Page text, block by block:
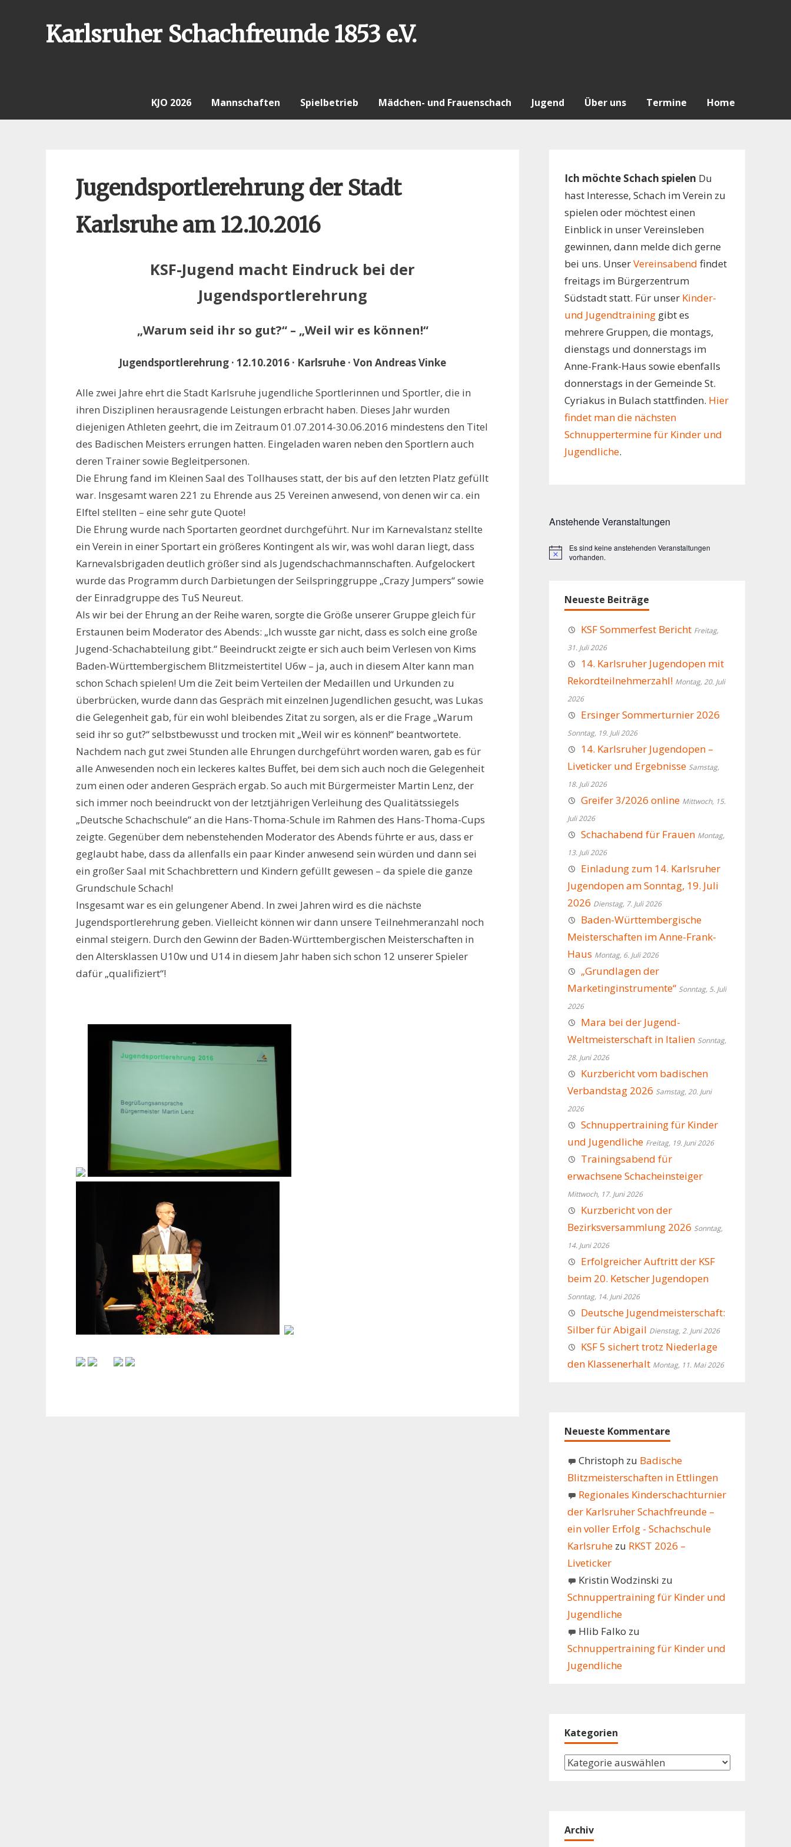
Karlsruher Schachfreunde 1853 e.V.
KJO 2026 Mannschaften Spielbetrieb Mädchen- und Frauenschach Jugend Über uns Termine Home
Jugendsportlerehrung der Stadt
Karlsruhe am 12.10.2016
KSF-Jugend macht Eindruck bei der
Jugendsportlerehrung
„Warum seid ihr so gut?“ – „Weil wir es können!“
Jugendsportlerehrung · 12.10.2016 · Karlsruhe · Von Andreas Vinke
Alle zwei Jahre ehrt die Stadt Karlsruhe jugendliche Sportlerinnen und Sportler, die in
ihren Disziplinen herausragende Leistungen erbracht haben. Dieses Jahr wurden
diejenigen Athleten geehrt, die im Zeitraum 01.07.2014-30.06.2016 mindestens den Titel
des Badischen Meisters errungen hatten. Eingeladen waren neben den Sportlern auch
deren Trainer sowie Begleitpersonen.
Die Ehrung fand im Kleinen Saal des Tollhauses statt, der bis auf den letzten Platz gefüllt
war. Insgesamt waren 221 zu Ehrende aus 25 Vereinen anwesend, von denen wir ca. ein
Elftel stellten – eine sehr gute Quote!
Die Ehrung wurde nach Sportarten geordnet durchgeführt. Nur im Karnevalstanz stellte
ein Verein in einer Sportart ein größeres Kontingent als wir, was wohl daran liegt, dass
Karnevalsbrigaden deutlich größer sind als Jugendschachmannschaften. Aufgelockert
wurde das Programm durch Darbietungen der Seilspringgruppe „Crazy Jumpers“ sowie
der Einradgruppe des TuS Neureut.
Als wir bei der Ehrung an der Reihe waren, sorgte die Größe unserer Gruppe gleich für
Erstaunen beim Moderator des Abends: „Ich wusste gar nicht, dass es solch eine große
Jugend-Schachabteilung gibt.“ Beeindruckt zeigte er sich auch beim Verlesen von Kims
Baden-Württembergischem Blitzmeistertitel U6w – ja, auch in diesem Alter kann man
schon Schach spielen! Um die Zeit beim Verteilen der Medaillen und Urkunden zu
überbrücken, wurde dann das Gespräch mit einzelnen Jugendlichen gesucht, was Lukas
die Gelegenheit gab, für ein wohl bleibendes Zitat zu sorgen, als er die Frage „Warum
seid ihr so gut?“ selbstbewusst und trocken mit „Weil wir es können!“ beantwortete.
Nachdem nach gut zwei Stunden alle Ehrungen durchgeführt worden waren, gab es für
alle Anwesenden noch ein leckeres kaltes Buffet, bei dem sich auch noch die Gelegenheit
zum einen oder anderen Gespräch ergab. So auch mit Bürgermeister Martin Lenz, der
sich immer noch beeindruckt von der letztjährigen Verleihung des Qualitätssiegels
„Deutsche Schachschule“ an die Hans-Thoma-Schule im Rahmen des Hans-Thoma-Cups
zeigte. Gegenüber dem nebenstehenden Moderator des Abends führte er aus, dass er
geglaubt habe, dass da allenfalls ein paar Kinder anwesend sein würden und dann sei
ein großer Saal mit Schachbrettern und Kindern gefüllt gewesen – da spiele die ganze
Grundschule Schach!
Insgesamt war es ein gelungener Abend. In zwei Jahren wird es die nächste
Jugendsportlerehrung geben. Vielleicht können wir dann unsere Teilnehmeranzahl noch
einmal steigern. Durch den Gewinn der Baden-Württembergischen Meisterschaften in
den Altersklassen U10w und U14 in diesem Jahr haben sich schon 12 unserer Spieler
dafür „qualifiziert“!
Ich möchte Schach spielen Du
hast Interesse, Schach im Verein zu
spielen oder möchtest einen
Einblick in unser Vereinsleben
gewinnen, dann melde dich gerne
bei uns. UnserVereinsabend findet
freitags im Bürgerzentrum
Südstadt statt. Für unser Kinder-
und Jugendtraininggibt es
mehrere Gruppen, die montags,
dienstags und donnerstags im
Anne-Frank-Haus sowie ebenfalls
donnerstags in der Gemeinde St.
Cyriakus in Bulach stattfinden. Hier
findet man die nächsten
Schnuppertermine für Kinder und
Jugendliche.
Anstehende Veranstaltungen
Hinweis
Es sind keine anstehenden Veranstaltungen
vorhanden.
Neueste Beiträge
KSF Sommerfest Bericht Freitag,
31. Juli 2026
14. Karlsruher Jugendopen mit
Rekordteilnehmerzahl! Montag, 20. Juli
2026
Ersinger Sommerturnier 2026
Sonntag, 19. Juli 2026
14. Karlsruher Jugendopen –
Liveticker und Ergebnisse Samstag,
18. Juli 2026
Greifer 3/2026 online Mittwoch, 15.
Juli 2026
Schachabend für Frauen Montag,
13. Juli 2026
Einladung zum 14. Karlsruher
Jugendopen am Sonntag, 19. Juli
2026 Dienstag, 7. Juli 2026
Baden-Württembergische
Meisterschaften im Anne-Frank-
Haus Montag, 6. Juli 2026
„Grundlagen der
Marketinginstrumente“ Sonntag, 5. Juli
2026
Mara bei der Jugend-
Weltmeisterschaft in Italien Sonntag,
28. Juni 2026
Kurzbericht vom badischen
Verbandstag 2026 Samstag, 20. Juni
2026
Schnuppertraining für Kinder
und Jugendliche Freitag, 19. Juni 2026
Trainingsabend für
erwachsene Schacheinsteiger
Mittwoch, 17. Juni 2026
Kurzbericht von der
Bezirksversammlung 2026 Sonntag,
14. Juni 2026
Erfolgreicher Auftritt der KSF
beim 20. Ketscher Jugendopen
Sonntag, 14. Juni 2026
Deutsche Jugendmeisterschaft:
Silber für Abigail Dienstag, 2. Juni 2026
KSF 5 sichert trotz Niederlage
den Klassenerhalt Montag, 11. Mai 2026
Neueste Kommentare
Christoph zu Badische
Blitzmeisterschaften in Ettlingen
Regionales Kinderschachturnier
der Karlsruher Schachfreunde –
ein voller Erfolg - Schachschule
Karlsruhezu RKST 2026 –
Liveticker
Kristin Wodzinski zu
Schnuppertraining für Kinder und
Jugendliche
Hlib Falko zu
Schnuppertraining für Kinder und
Jugendliche
Kategorien
Kategorien
Archiv